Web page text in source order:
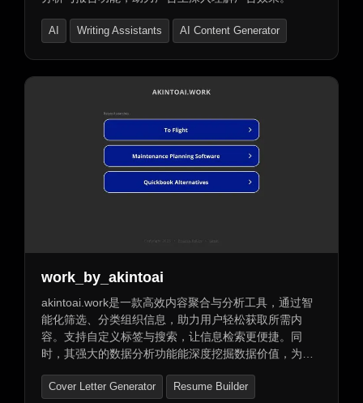
AI Writing Assistants AI Content Generator
work_by_akintoai
akintoai.work是一款高效内容聚合与分析工具，通过智
能化筛选、分类组织信息，助力用户轻松获取所需内
容。支持自定义标签与搜索，让信息检索更便捷。同
时，其强大的数据分析功能能深度挖掘数据价值，为决
总邮件生成报告与简报，识别关键信息如日期、时间、
Cover Letter Generator Resume Builder